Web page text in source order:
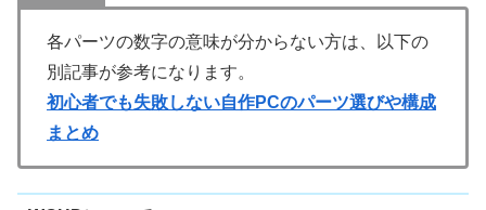
各パーツの数字の意味が分からない方は、以下の
別記事が参考になります。
初心者でも失敗しない自作PCのパーツ選びや構成
まとめ